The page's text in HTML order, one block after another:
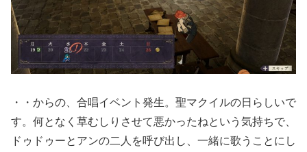
・・からの、合唱イベント発生。聖マクイルの日らしいで
す。何となく草むしりさせて悪かったねという気持ちで、
ドゥドゥーとアンの二人を呼び出し、一緒に歌うことにし